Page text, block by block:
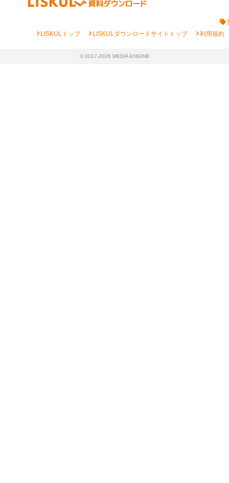
chevron_rightLISKULトップ chevron_rightLISKULダウンロードサイトトップ chevron_right利用規約
© 2017-2026 MEDIA ENGINE